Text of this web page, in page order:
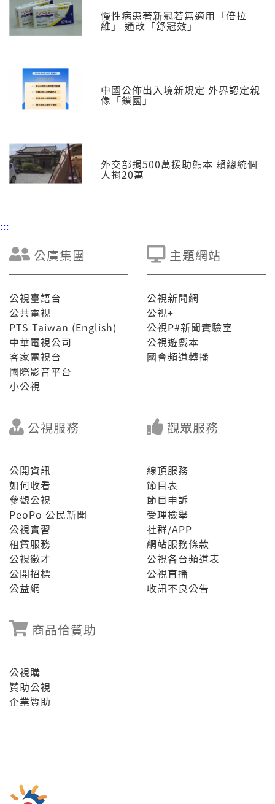
慢性病患著新冠若無適用「倍拉
維」 通改「舒冠效」
中國公佈出入境新規定 外界認定親
像「鎖國」
外交部捐500萬援助熊本 賴總統個
人捐20萬
:::
公廣集團
公視臺語台
公共電視
PTS Taiwan (English)
中華電視公司
客家電視台
國際影音平台
小公視
主題網站
公視新聞網
公視+
公視P#新聞實驗室
公視遊戲本
國會頻道轉播
公視服務
公開資訊
如何收看
參觀公視
PeoPo 公民新聞
公視實習
租賃服務
公視徵才
公開招標
公益網
觀眾服務
線頂服務
節目表
節目申訴
受理檢舉
社群/APP
網站服務條款
公視各台頻道表
公視直播
收訊不良公告
商品佮贊助
公視購
贊助公視
企業贊助